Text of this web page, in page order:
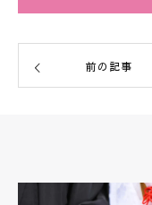
前の記事